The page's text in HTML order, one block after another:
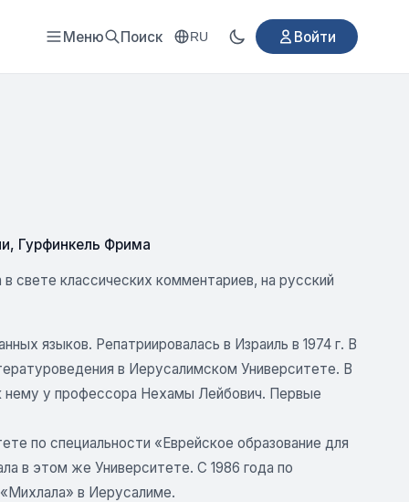
Меню Поиск RU Войти
, Гурфинкель Фрима
свете классических комментариев, на русский
языков. Репатриировалась в Израиль в 1974 г. В
в Иерусалимском Университете. В
нему у профессора Нехамы Лейбович. Первые
по специальности «Еврейское образование для
в этом же Университете. С 1986 года по
в Иерусалиме.